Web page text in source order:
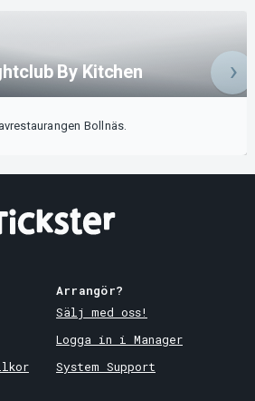
By Kitchen
Bollnäs.
Arrangör?
Sälj med oss!
Logga in i Manager
System Support